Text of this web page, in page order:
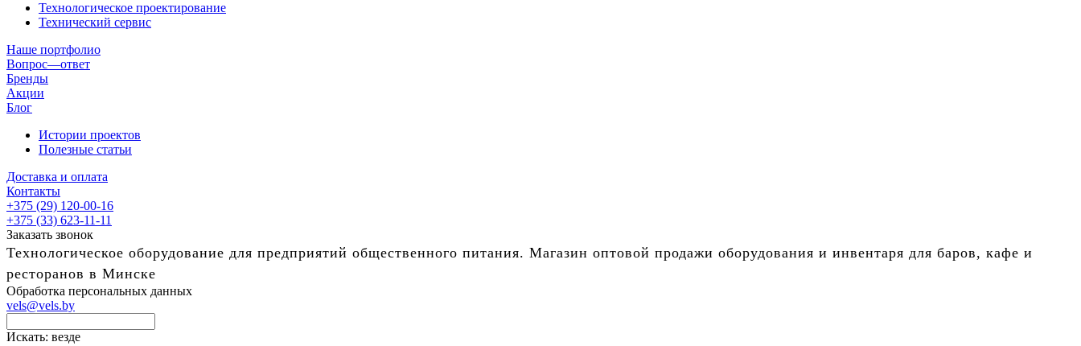
Технологическое проектирование
Технический сервис
Наше портфолио
Вопрос—ответ
Бренды
Акции
Блог
Истории проектов
Полезные статьи
Доставка и оплата
Контакты
+375 (29) 120-00-16
+375 (33) 623-11-11
Заказать звонок
Технологическое оборудование для предприятий общественного питания. Магазин оптовой продажи оборудования и инвентаря для баров, кафе и
ресторанов в Минске
Обработка персональных данных
vels@vels.by
Искать: везде